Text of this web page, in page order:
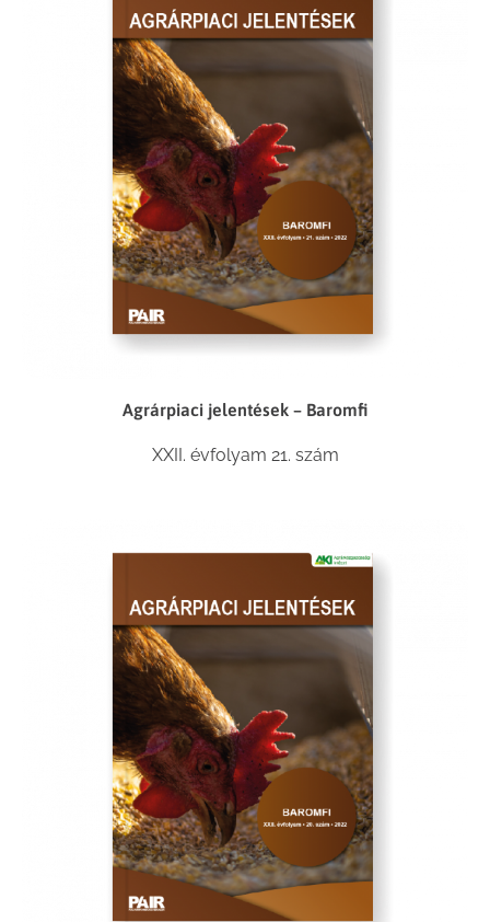
Agrárpiaci jelentések – Baromfi
XXII. évfolyam 21. szám